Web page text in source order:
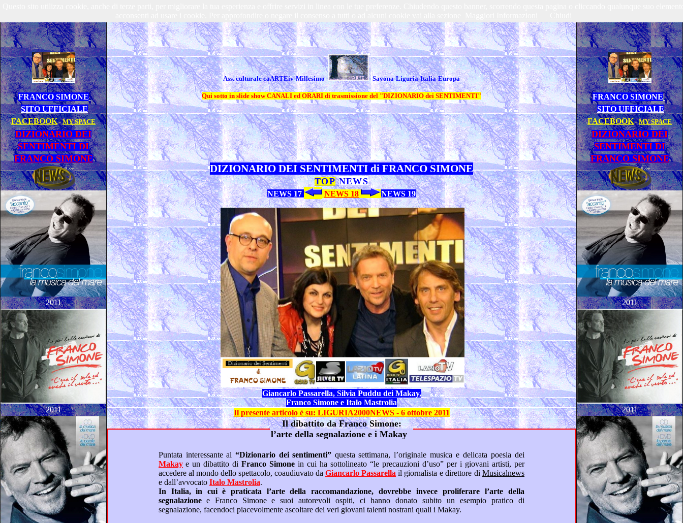
FRANCO SIMONE
SITO UFFICIALE
FACEBOOK-MY SPACE
DIZIONARIO DEI
SENTIMENTI DI
FRANCO SIMONE
2011
2011
FRANCO SIMONE
SITO UFFICIALE
FACEBOOK-MY SPACE
DIZIONARIO DEI
SENTIMENTI DI
FRANCO SIMONE
2011
2011
Ass. culturale caARTEiv-Millesimo- -Savona-Liguria-Italia-Europa
Qui sotto in slide show CANALI ed ORARI di trasmissione del "DIZIONARIO dei SENTIMENTI"
DIZIONARIO DEI SENTIMENTI di FRANCO SIMONE
TOP NEWS
NEWS 17 NEWS 18 NEWS 19
Giancarlo Passarella, Silvia Puddu dei Makay,
Franco Simone e Italo Mastrolia
Il presente articoloè su: LIGURIA2000NEWS - 6 ottobre 2011
Il dibattito da Franco Simone:
l’arte della segnalazione e i Makay
Puntata interessante al “Dizionario dei sentimenti”
questa settimana, l’originale musica e delicata poesia dei
Makay
e un dibattito di Franco Simone in cui ha sottolineato “le precauzioni d’uso” per i giovani artisti, per
accedere al mondo dello spettacolo, coaudiuvato da Giancarlo Passarella il giornalista e direttore di Musicalnews
e dall’avvocato
Italo Mastrolia.
In Italia, in cui è praticata l’arte della raccomandazione, dovrebbe invece proliferare l’arte della
segnalazione
segnalazione, facendoci piacevolmente ascoltare dei veri giovani talenti nostrani quali i Makay.